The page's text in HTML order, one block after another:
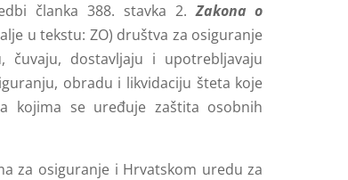
članka 388. stavka 2.Zakona o
u tekstu: ZO) društva za osiguranje
dostavljaju i upotrebljavaju
obradu i likvidaciju šteta koje
kojima se uređuje zaštita osobnih
za osiguranje i Hrvatskom uredu za